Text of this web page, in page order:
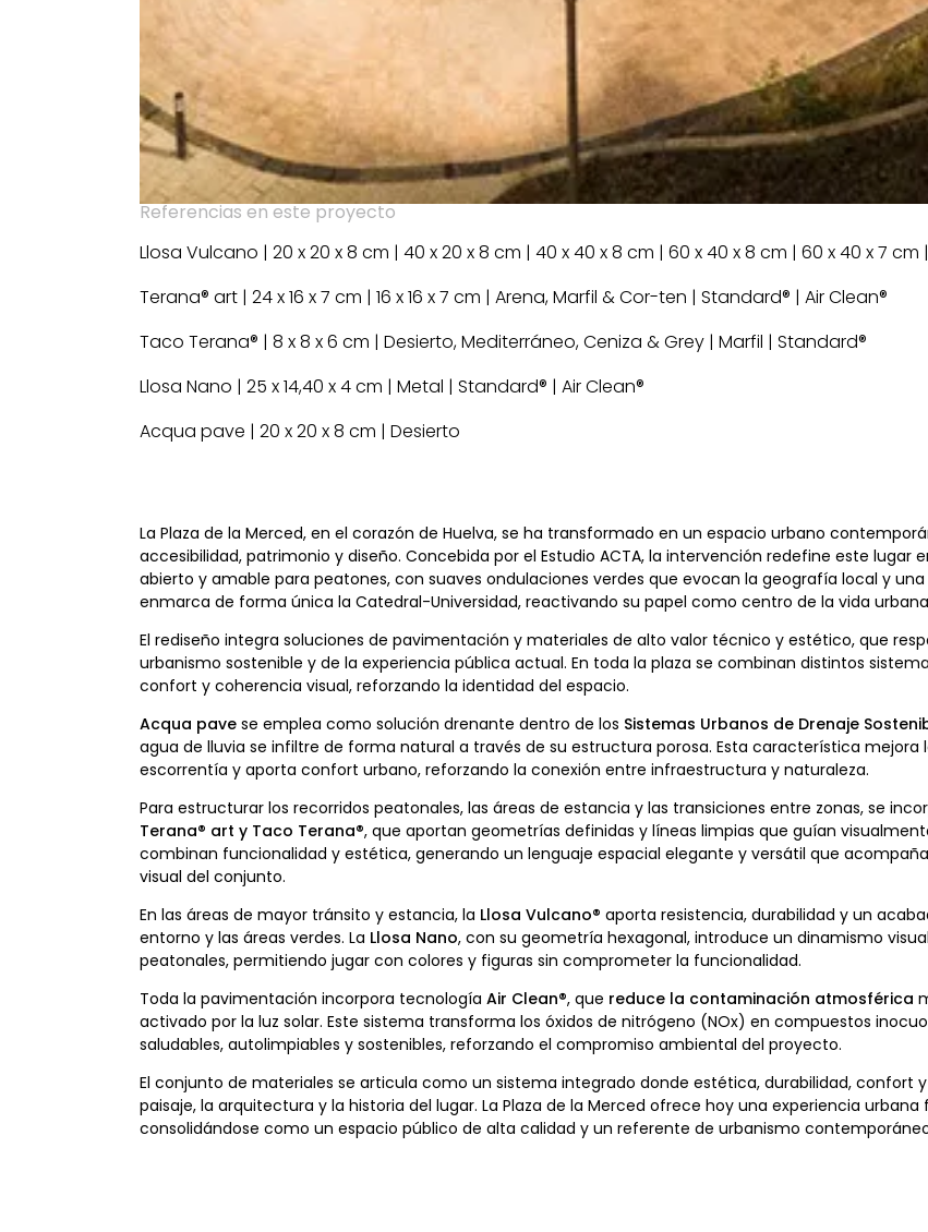
Referencias en este proyecto
Llosa Vulcano | 20 x 20 x 8 cm | 40 x 20 x 8 cm | 40 x 40 x 8 cm | 60 x 40 x 8 cm | 60 x 40 x 7
Terana® art | 24 x 16 x 7 cm | 16 x 16 x 7 cm | Arena, Marfil & Cor-ten | Standard® | Air Clean®
Taco Terana® | 8 x 8 x 6 cm | Desierto, Mediterráneo, Ceniza & Grey | Marfil | Standard®
Llosa Nano | 25 x 14,40 x 4 cm | Metal | Standard® | Air Clean®
Acqua pave | 20 x 20 x 8 cm | Desierto
La Plaza de la Merced, en el corazón de Huelva, se ha transformado en un espacio urbano
accesibilidad, patrimonio y diseño. Concebida por el Estudio ACTA, la intervención redefine este
abierto y amable para peatones, con suaves ondulaciones verdes que evocan la geografía local y
enmarca de forma única la Catedral-Universidad, reactivando su papel como centro de la vida
El rediseño integra soluciones de pavimentación y materiales de alto valor técnico y estético, que
urbanismo sostenible y de la experiencia pública actual. En toda la plaza se combinan distintos
confort y coherencia visual, reforzando la identidad del espacio.
Acqua pave se emplea como solución drenante dentro de los Sistemas Urbanos de Drenaje
agua de lluvia se infiltre de forma natural a través de su estructura porosa. Esta característica mejora
escorrentía y aporta confort urbano, reforzando la conexión entre infraestructura y naturaleza.
Para estructurar los recorridos peatonales, las áreas de estancia y las transiciones entre zonas, se
Terana® art y Taco Terana®, que aportan geometrías definidas y líneas limpias que guían visualmente
combinan funcionalidad y estética, generando un lenguaje espacial elegante y versátil que acompaña
visual del conjunto.
En las áreas de mayor tránsito y estancia, la Llosa Vulcano® aporta resistencia, durabilidad y un
entorno y las áreas verdes. La Llosa Nano, con su geometría hexagonal, introduce un dinamismo
peatonales, permitiendo jugar con colores y figuras sin comprometer la funcionalidad.
Toda la pavimentación incorpora tecnología Air Clean®, que reduce la contaminación atmosférica
activado por la luz solar. Este sistema transforma los óxidos de nitrógeno (NOx) en compuestos
saludables, autolimpiables y sostenibles, reforzando el compromiso ambiental del proyecto.
El conjunto de materiales se articula como un sistema integrado donde estética, durabilidad, confort y
paisaje, la arquitectura y la historia del lugar. La Plaza de la Merced ofrece hoy una experiencia urbana
consolidándose como un espacio público de alta calidad y un referente de urbanismo contemporáneo